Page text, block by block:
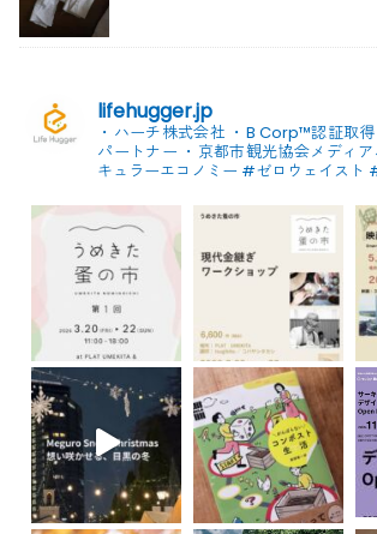
lifehugger.jp
・ハーチ株式会社 ・B Corp™認証取得
パートナー ・京都市観光協会メディ
キュラーエコノミー #ゼロウェイスト